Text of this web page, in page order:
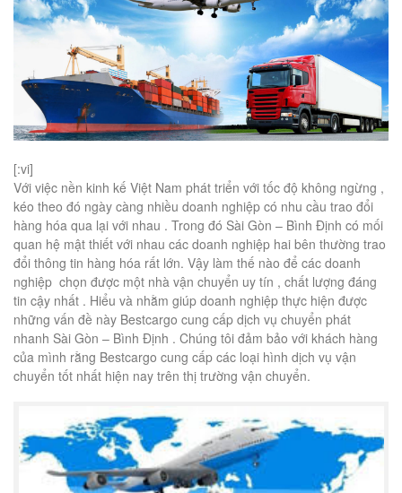
[:vi]
Với việc nền kinh kế Việt Nam phát triển với tốc độ không ngừng ,
kéo theo đó ngày càng nhiều doanh nghiệp có nhu cầu trao đổi
hàng hóa qua lại với nhau . Trong đó Sài Gòn – Bình Định có mối
quan hệ mật thiết với nhau các doanh nghiệp hai bên thường trao
đổi thông tin hàng hóa rất lớn. Vậy làm thế nào để các doanh
nghiệp chọn được một nhà vận chuyển uy tín , chất lượng đáng
tin cậy nhất . Hiểu và nhằm giúp doanh nghiệp thực hiện được
những vấn đề này Bestcargo cung cấp dịch vụ chuyển phát
nhanh Sài Gòn – Bình Định . Chúng tôi đảm bảo với khách hàng
của mình rằng Bestcargo cung cấp các loại hình dịch vụ vận
chuyển tốt nhất hiện nay trên thị trường vận chuyển.